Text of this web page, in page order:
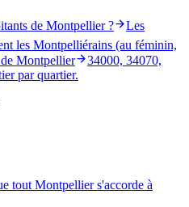
de Montpellier ?
Les
les Montpelliérains (au féminin,
Montpellier
34000, 34070,
par quartier.
tout Montpellier s'accorde à